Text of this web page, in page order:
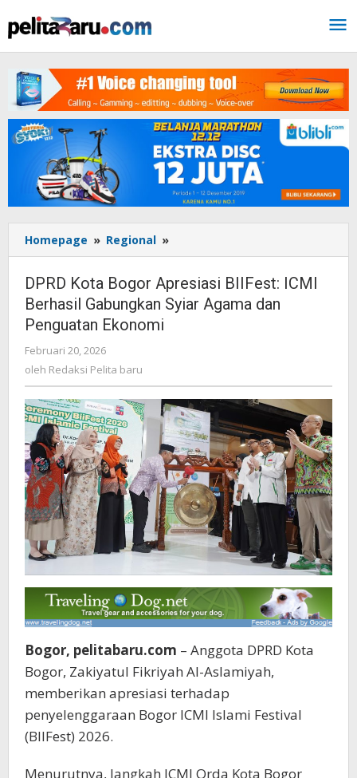
ke
konten
Homepage » Regional »
Kota
Bogor
Apresiasi
BIIFest:
Agama
dan
Penguatan
Ekonomi
DPRD Kota Bogor Apresiasi BIIFest: ICMI
Berhasil Gabungkan Syiar Agama dan
Penguatan Ekonomi
Februari 20, 2026
Redaksi
baru
oleh Redaksi Pelita baru
Bogor, pelitabaru.com – Anggota DPRD Kota
Bogor, Zakiyatul Fikriyah Al-Aslamiyah,
memberikan apresiasi terhadap
penyelenggaraan Bogor ICMI Islami Festival
(BIIFest) 2026.
Menurutnya, langkah ICMI Orda Kota Bogor